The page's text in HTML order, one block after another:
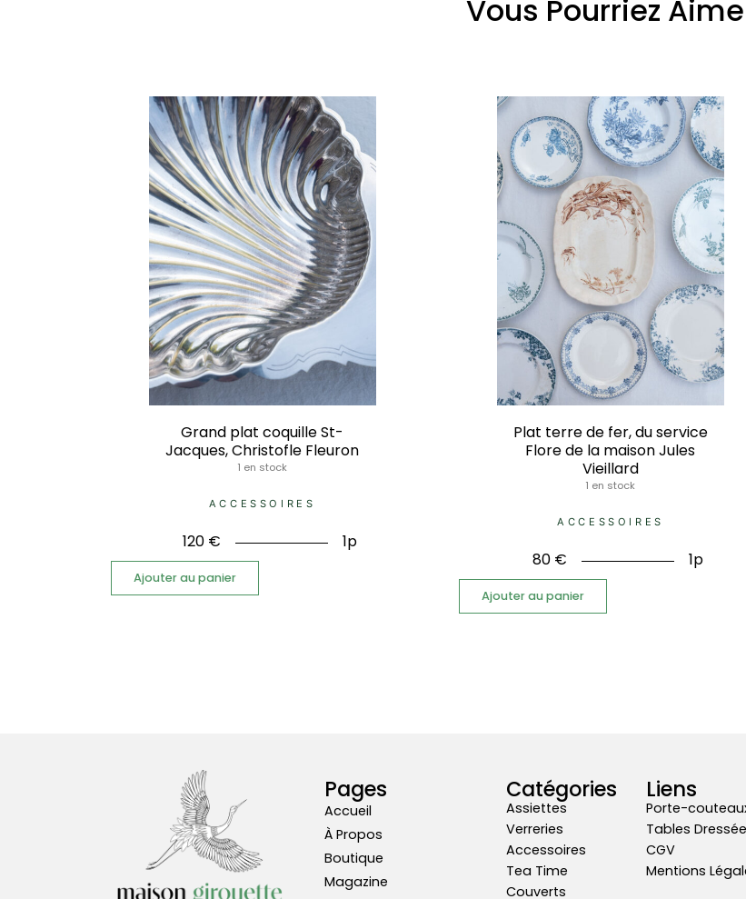
Vous Pourriez
Grand plat coquille St-
Jacques, Christofle Fleuron
1 en stock
ACCESSOIRES
120 € 1p
Ajouter au panier
Plat terre de fer, du service
Flore de la maison Jules
Vieillard
1 en stock
ACCESSOIRES
80 € 1p
Ajouter au panier
Pages
Accueil
À Propos
Boutique
Magazine
Catégories
Assiettes
Verreries
Accessoires
Tea Time
Couverts
Liens
Porte-
Tables
CGV
Mentions